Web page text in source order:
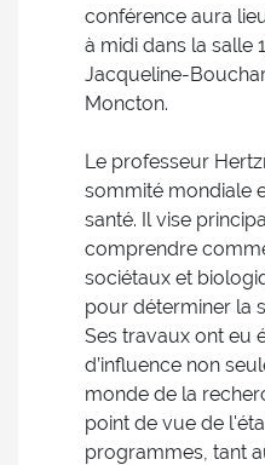
conférence aura
à midi dans la salle
Jacqueline-
Moncton.
Le professeur
sommité mondiale
santé. Il vise
comprendre
sociétaux et
pour déterminer la
Ses travaux ont eu
d’influence non
monde de la
point de vue de
programmes, tant